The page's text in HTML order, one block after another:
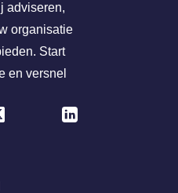
adviseren,
organisatie
Start
en versnel